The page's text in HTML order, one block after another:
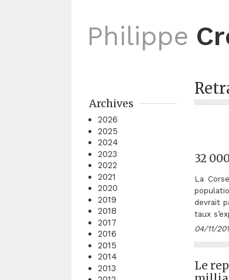
Philippe
Archives
2026
2025
2024
2023
2022
2021
2020
2019
2018
2017
2016
2015
2014
2013
32
La
devrait
taux
04/11/
Le